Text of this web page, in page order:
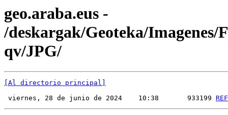
geo.araba.eus -
/deskargak/Geoteka/Imagenes/
qv/JPG/
[Al directorio principal]
viernes, 28 de junio de 2024    10:38       933199